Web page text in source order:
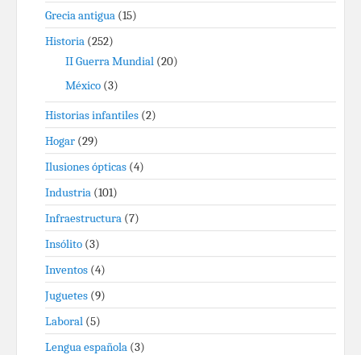
Grecia antigua (15)
Historia (252)
II Guerra Mundial (20)
México (3)
Historias infantiles (2)
Hogar (29)
Ilusiones ópticas (4)
Industria (101)
Infraestructura (7)
Insólito (3)
Inventos (4)
Juguetes (9)
Laboral (5)
Lengua española (3)